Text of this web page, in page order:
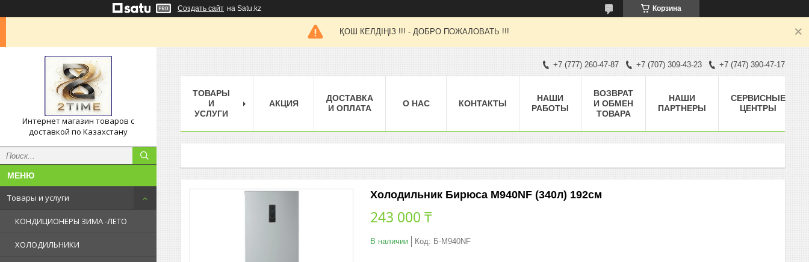
Создать сайт на Satu.kz Корзина
ҚОШ КЕЛДІҢІЗ !!! - ДОБРО ПОЖАЛОВАТЬ !!!
Интернет магазин товаров с
доставкой по Казахстану
Товары и услуги
КОНДИЦИОНЕРЫ ЗИМА -ЛЕТО
ХОЛОДИЛЬНИКИ
+7 (777) 260-47-87 +7 (707) 309-43-23 +7 (747) 390-47-17
ТОВАРЫ
И
УСЛУГИ
АКЦИЯ
ДОСТАВКА
И ОПЛАТА
О НАС КОНТАКТЫ
НАШИ
РАБОТЫ
ВОЗВРАТ
И ОБМЕН
ТОВАРА
НАШИ
ПАРТНЕРЫ
СЕРВИСНЫЕ
ЦЕНТРЫ
Холодильник Бирюса М940NF (340л) 192см
243 000 ₸
В наличии Код: Б-М940NF